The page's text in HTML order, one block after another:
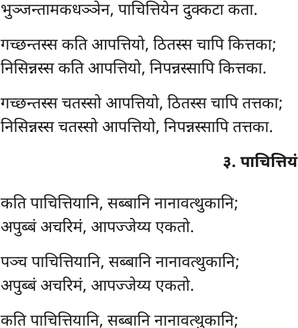
भुञ्जन्तामकधञ्ञेन, पाचित्तियेन दुक्कटा कता.
गच्छन्तस्स कति आपत्तियो, ठितस्स चापि कित्तका;
निसिन्नस्सकति आपत्तियो, निपन्नस्सापि कित्तका.
गच्छन्तस्स चतस्सो आपत्तियो, ठितस्स चापि तत्तका;
निसिन्नस्स चतस्सो आपत्तियो, निपन्नस्सापि तत्तका.
३. पाचित्तियं
कति पाचित्तियानि, सब्बानि नानावत्थुकानि;
अपुब्बं अचरिमं, आपज्जेय्य एकतो.
पञ्च पाचित्तियानि, सब्बानि नानावत्थुकानि;
अपुब्बं अचरिमं, आपज्जेय्य एकतो.
कति पाचित्तियानि, सब्बानि नानावत्थुकानि;